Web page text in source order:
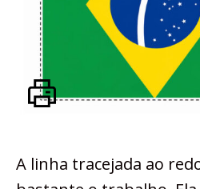
A linha tracejada ao